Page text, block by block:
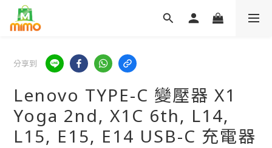
分享到
Lenovo TYPE-C 變壓器 X1
Yoga 2nd, X1C 6th, L14,
L15, E15, E14 USB-C 充電器